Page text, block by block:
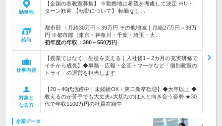
勤務地
【全国の各教室募集】 ※勤務地は希望を考慮して決定 ※U・I
ターン歓迎 【転勤について】 転勤なし…
給与
都市部 ｜月給30万円～39万円 その他地域｜月給27万円～38万
円 ※都市部（東京・神奈川・千葉・埼玉・大…
初年度の年収： 380～550万円
仕事内容
【授業ではなく、生徒を支える｜入社後1～2カ月の充実研修で
イチから成長】◆事務・広報・企画・マーケなど「個別教室の
トライ」の運営を担当します
対象と
なる方
【20～40代活躍中｜未経験OK・第二新卒歓迎】◆大卒以上 ◆
教えるのが苦手でも大丈夫♪大切なのは人と向き合う姿勢 ★30
代で年収1100万円の社員在籍中
企業データ